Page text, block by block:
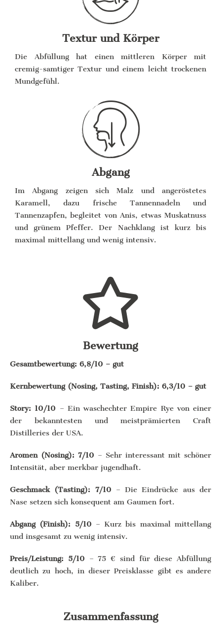
Textur und Körper
Die Abfüllung hat einen mittleren Körper mit
cremig-samtiger Textur und einem leicht trockenen
Mundgefühl.
Abgang
Im Abgang zeigen sich Malz und angeröstetes
Karamell, dazu frische Tannennadeln und
Tannenzapfen, begleitet von Anis, etwas Muskatnuss
und grünem Pfeffer. Der Nachklang ist kurz bis
maximal mittellang und wenig intensiv.
Bewertung
Gesamtbewertung: 6,8/10 – gut
Kernbewertung (Nosing, Tasting, Finish): 6,3/10 – gut
Story: 10/10 – Ein waschechter Empire Rye von einer
der bekanntesten und meistprämierten Craft
Distilleries der USA.
Aromen (Nosing): 7/10 – Sehr interessant mit schöner
Intensität, aber merkbar jugendhaft.
Geschmack (Tasting): 7/10 – Die Eindrücke aus der
Nase setzen sich konsequent am Gaumen fort.
Abgang (Finish): 5/10 – Kurz bis maximal mittellang
und insgesamt zu wenig intensiv.
Preis/Leistung: 5/10 – 75 € sind für diese Abfüllung
deutlich zu hoch, in dieser Preisklasse gibt es andere
Kaliber.
Zusammenfassung